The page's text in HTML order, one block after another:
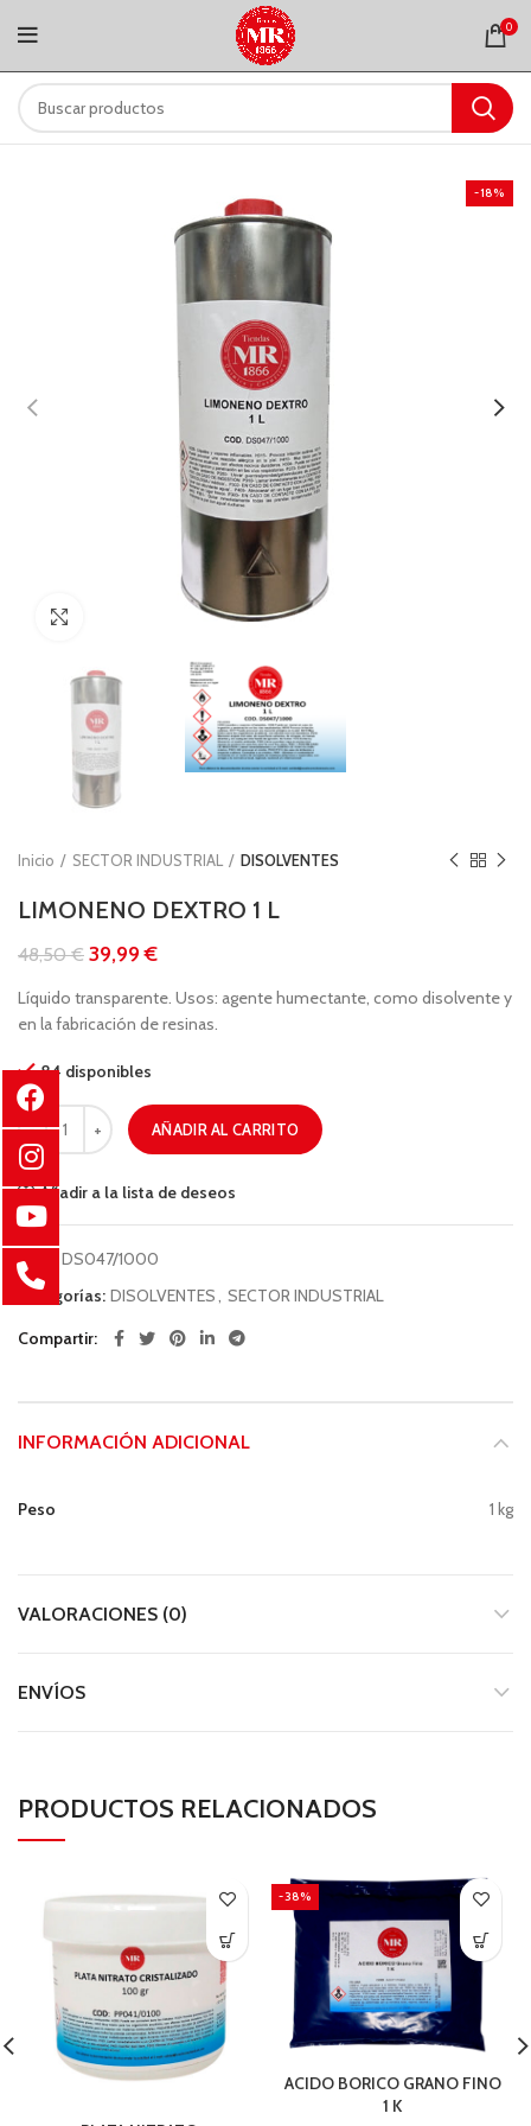
0
-18%
Inicio SECTOR INDUSTRIAL DISOLVENTES
LIMONENO DEXTRO 1 L
48,50€ 39,99€
Líquido transparente. Usos: agente humectante, como disolvente y
en la fabricación de resinas.
84 disponibles
AÑADIR AL CARRITO
Añadir a la lista de deseos
COD: DS047/1000
Categorías: DISOLVENTES, SECTOR INDUSTRIAL
Compartir
INFORMACIÓN ADICIONAL
Peso 1 kg
VALORACIONES (0)
ENVÍOS
PRODUCTOS RELACIONADOS
-38%
ACIDO BORICO GRANO FINO
1 K